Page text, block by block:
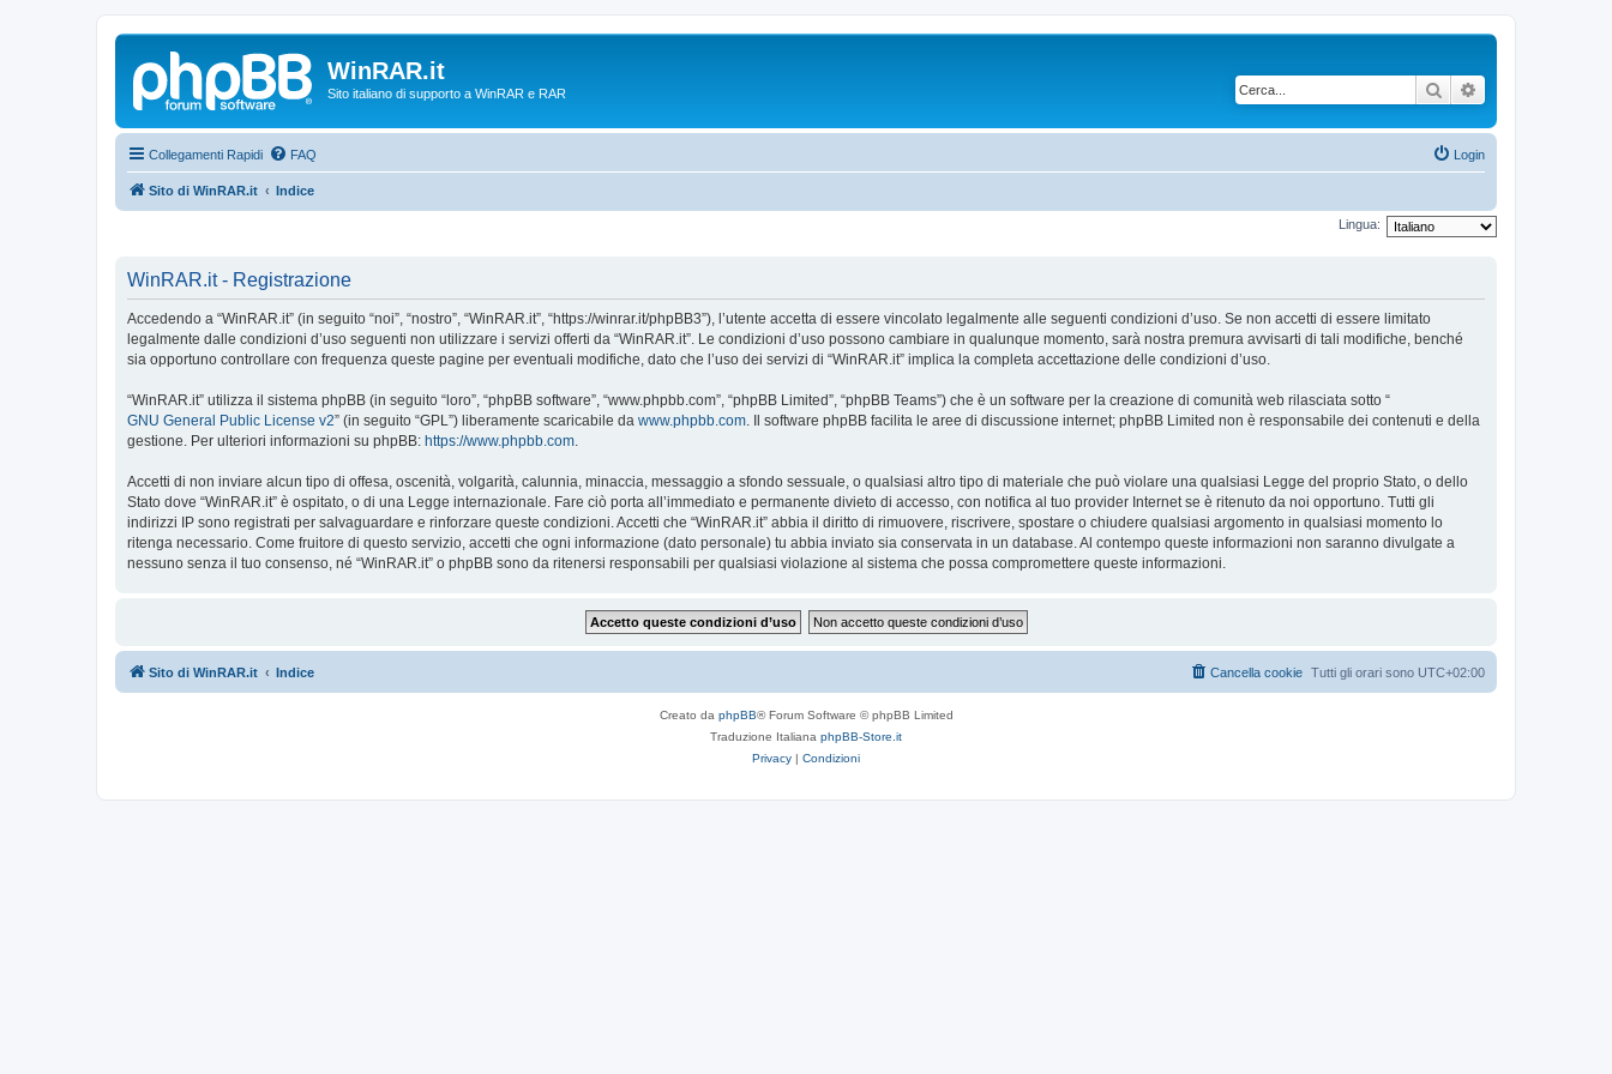
WinRAR.it
Sito italiano di supporto a WinRAR e RAR Cerca
Collegamenti Rapidi FAQ Login
Sito di WinRAR.it Indice
Lingua:
WinRAR.it - Registrazione
Accedendo a “WinRAR.it” (in seguito “noi”, “nostro”, “WinRAR.it”, “https://winrar.it/phpBB3”), l’utente accetta di essere vincolato legalmente alle seguenti condizioni d’uso. Se non accetti di essere limitato
legalmente dalle condizioni d’uso seguenti non utilizzare i servizi offerti da “WinRAR.it”. Le condizioni d’uso possono cambiare in qualunque momento, sarà nostra premura avvisarti di tali modifiche, benché
sia opportuno controllare con frequenza queste pagine per eventuali modifiche, dato che l’uso dei servizi di “WinRAR.it” implica la completa accettazione delle condizioni d’uso.
“WinRAR.it” utilizza il sistema phpBB (in seguito “loro”, “phpBB software”, “www.phpbb.com”, “phpBB Limited”, “phpBB Teams”) che è un software per la creazione di comunità web rilasciata sotto “
GNU General Public License v2” (in seguito “GPL”) liberamente scaricabile da www.phpbb.com. Il software phpBB facilita le aree di discussione internet; phpBB Limited non è responsabile dei contenuti e della
gestione. Per ulteriori informazioni su phpBB: https://www.phpbb.com.
Accetti di non inviare alcun tipo di offesa, oscenità, volgarità, calunnia, minaccia, messaggio a sfondo sessuale, o qualsiasi altro tipo di materiale che può violare una qualsiasi Legge del proprio Stato, o dello
Stato dove “WinRAR.it” è ospitato, o di una Legge internazionale. Fare ciò porta all’immediato e permanente divieto di accesso, con notifica al tuo provider Internet se è ritenuto da noi opportuno. Tutti gli
indirizzi IP sono registrati per salvaguardare e rinforzare queste condizioni. Accetti che “WinRAR.it” abbia il diritto di rimuovere, riscrivere, spostare o chiudere qualsiasi argomento in qualsiasi momento lo
ritenga necessario. Come fruitore di questo servizio, accetti che ogni informazione (dato personale) tu abbia inviato sia conservata in un database. Al contempo queste informazioni non saranno divulgate a
nessuno senza il tuo consenso, né “WinRAR.it” o phpBB sono da ritenersi responsabili per qualsiasi violazione al sistema che possa compromettere queste informazioni.
Sito di WinRAR.it Indice Tutti gli orari sono UTC+02:00
Cancella cookie
Creato da phpBB® Forum Software © phpBB Limited
Traduzione Italiana phpBB-Store.it
Privacy | Condizioni